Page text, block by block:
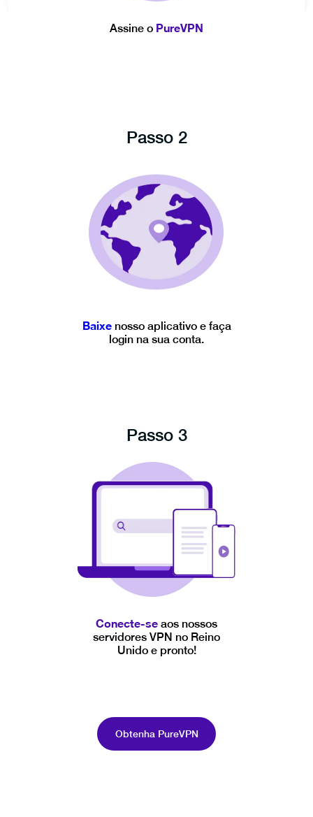
Assine o PureVPN
Passo 2
Baixe nosso aplicativo e faça
login na sua conta.
Passo 3
Conecte-se aos nossos
servidores VPN no Reino
Unido e pronto!
Obtenha PureVPN